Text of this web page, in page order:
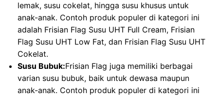
lemak, susu cokelat, hingga susu khusus untuk
anak-anak. Contoh produk populer di kategori ini
adalah Frisian Flag Susu UHT Full Cream, Frisian
Flag Susu UHT Low Fat, dan Frisian Flag Susu UHT
Cokelat.
Susu Bubuk:Frisian Flag juga memiliki berbagai
varian susu bubuk, baik untuk dewasa maupun
anak-anak. Contoh produk populer di kategori ini